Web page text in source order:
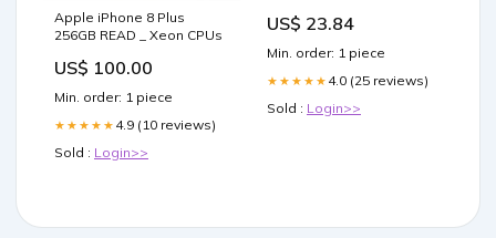
Apple iPhone 8 Plus
256GB READ _ Xeon CPUs
US$ 100.00
Min. order: 1 piece
★★★★★ 4.9 (10 reviews)
Sold : Login>>
US$ 23.84
Min. order: 1 piece
★★★★★ 4.0 (25 reviews)
Sold : Login>>